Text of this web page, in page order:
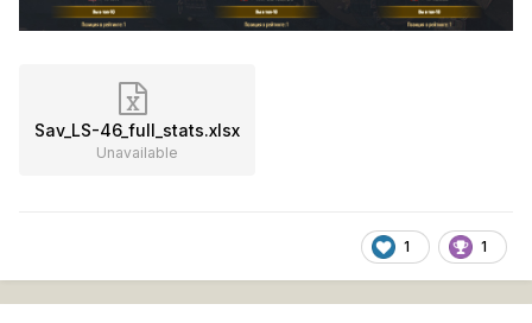
Sav_LS-46_full_stats.xlsx
Unavailable
1 1